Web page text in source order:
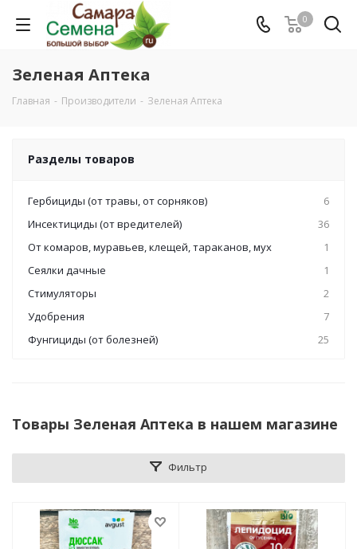
0
Зеленая Аптека
Главная - Производители - Зеленая Аптека
Разделы товаров
Гербициды (от травы, от сорняков)
6
Инсектициды (от вредителей)
36
От комаров, муравьев, клещей, тараканов, мух
1
Сеялки дачные
1
Стимуляторы
2
Удобрения
7
Фунгициды (от болезней)
25
Товары Зеленая Аптека в нашем магазине
Фильтр